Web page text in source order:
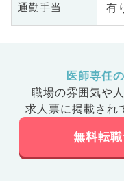
通勤手当 有
医師専任
職場の雰囲気や人
求人票に掲載され
無料転